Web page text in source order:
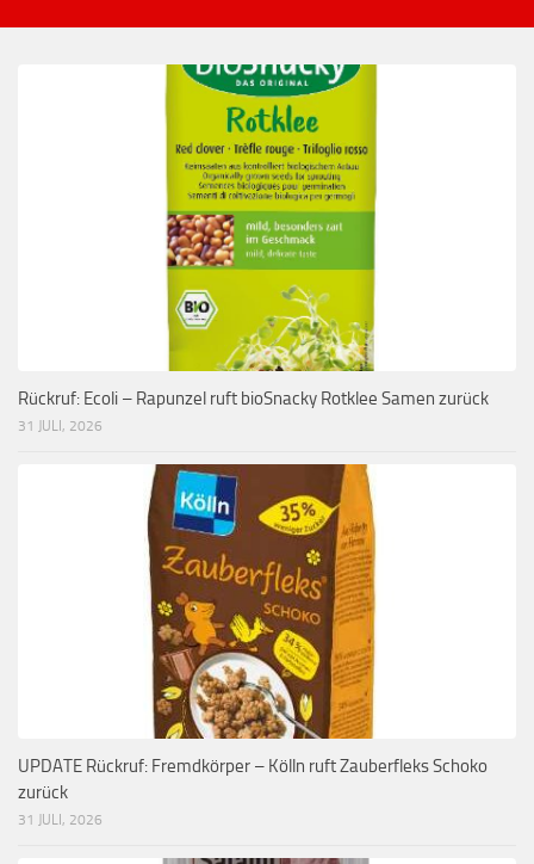
Rückruf: Ecoli – Rapunzel ruft bioSnacky Rotklee Samen zurück
31 JULI, 2026
UPDATE Rückruf: Fremdkörper – Kölln ruft Zauberfleks Schoko
zurück
31 JULI, 2026